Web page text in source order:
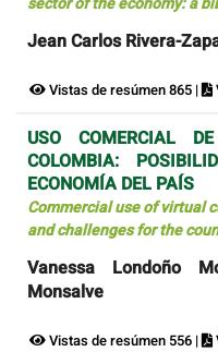
Jean Carlos Rivera-
Vistas de resúmen 865 |
USO COMERCIAL
COLOMBIA:
ECONOMÍA DEL PAÍS
Commercial use of virtual
and challenges for the
Vanessa Londoño
Monsalve
Vistas de resúmen 556 |